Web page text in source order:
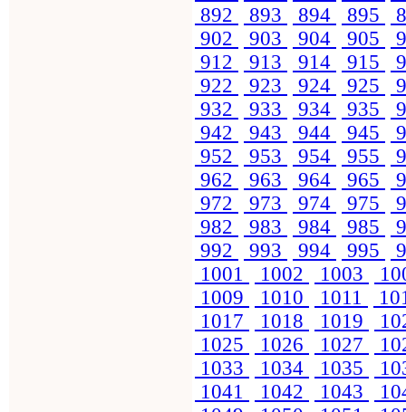
892
893 894 895
902
903 904 905
912
913 914 915
922
923 924 925
932
933 934 935
942
943 944 945
952
953 954 955
962
963 964 965
972
973 974 975
982
983 984 985
992
993 994 995
1001
1002 1003
1009
1010 1011
1017
1018 1019
1025
1026 1027
1033
1034 1035
1041
1042 1043